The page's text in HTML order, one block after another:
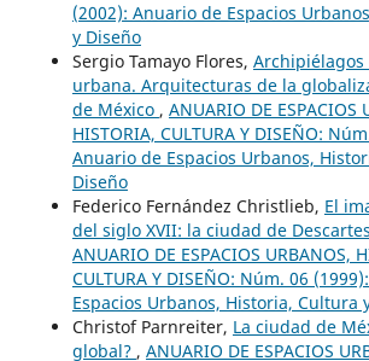
(2002): Anuario de Espacios
y Diseño
Sergio Tamayo Flores,
urbana. Arquitecturas de la
de México , ANUARIO DE ESPACIOS
HISTORIA, CULTURA Y DISEÑO:
Anuario de Espacios Urbanos,
Diseño
Federico Fernández Christlieb, El
del siglo XVII: la ciudad de
ANUARIO DE ESPACIOS URBANOS,
CULTURA Y DISEÑO: Núm. 06
Espacios Urbanos, Historia, Cultura
Christof Parnreiter, La ciudad de
global? , ANUARIO DE ESPACIOS